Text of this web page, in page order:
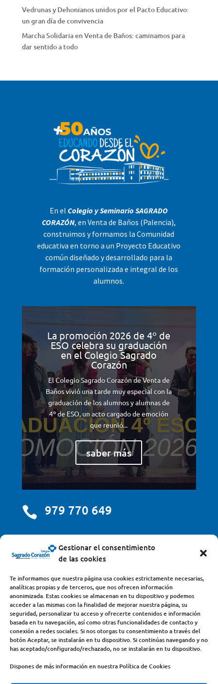
Gestionar el consentimiento
de las cookies
Te informamos que nuestra página usa cookies estrictamente necesarias,
analíticas propias y de terceros, que nos ofrecen información
anonimizada. Estas cookies se almacenan en tu dispositivo y podemos
acceder a las mismas con la finalidad de mejorar nuestra página, su
seguridad, personalizar tu acceso y ofrecerte contenidos e información
basada en tu navegación, así como otras funcionalidades de contacto y
conexión a redes sociales. Si nos otorgas tu consentimiento a través del
botón Aceptar, se instalarán en tu dispositivo. Si continúas navegando y no
has aceptado/configurado/rechazado, no se instalarán en tu dispositivo.
Dispones de más información en nuestra Política de Cookies
Vedrunas y Dehonianos unidos por el Pacto Educativo:
un gran día de convivencia
Marcha Solidaria en Venta de Baños: caminamos para
dar sentido a todo
En el Colegio y Seminario SAGRADO
CORAZÓN, en Venta de Baños (Palencia),
construimos y formamos la Comunidad
educativa en torno a un Proyecto Educativo
común diseñado y desarrollado para la
formación personalizada e integral de los
alumnos.
La promoción 2026 de 4º de
ESO celebra su graduación
en el Colegio Sagrado
Corazón
El Colegio Sagrado Corazón de Venta de
Baños vivió una tarde muy especial con la
graduación de los alumnos y alumnas de
4º de ESO, un acto cargado de emoción
que reunió...
saber más
 979 770 649
centro@scjdehon.com
Colegio y Seminario Sagrado Corazón
Avda. Castilla y León, s/n – 34200 – Venta de Baños
(Palencia) – Teléfono 979770649